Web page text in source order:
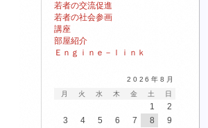
若者の交流促進
若者の社会参画
講座
部屋紹介
Ｅｎｇｉｎｅ－ｌｉｎｋ
2026年8月
月
火 水 木 金 土 日
1
2
3
4 5 6 7 8
9